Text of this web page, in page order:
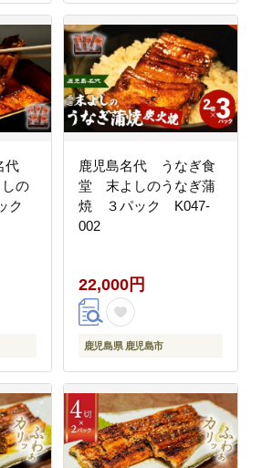
代
の
ク
鹿児島名代 うなぎ食
堂 末よしのうなぎ蒲
焼 ３パック K047-
002
22,000円
鹿児島県 鹿児島市